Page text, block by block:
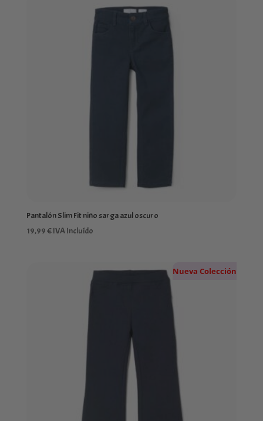
Pantalón Slim Fit niño sarga azul oscuro
19,99€IVA Incluído
Nueva Colección